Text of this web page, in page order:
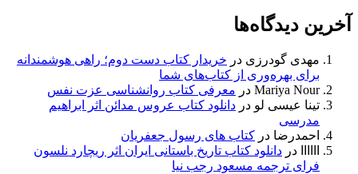
آخرین دیدگاه‌ها
مهدی گودرزی در خریدار کتاب دست دوم؛ راهی هوشمندانه
برای بهره‌وری از کتاب‌های شما
Mariya Nour در معرفی کتاب روانشناسی عزت نفس
تینا عیسی لو در دانلود کتاب عروس مدائن اثر ابراهیم
مدرسی
احمدرضا در کتاب های رسول جعفریان
در دانلود کتاب تاریخ باستانی ایران اثر ریچارد نلسون
فرای ترجمه مسعود رجب نیا